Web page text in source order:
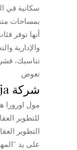
سكانية في
بمساحات
أنها توفر
والإدارية
تناسبك،
تعوض
شركة Doja للتطوير العقارى :
للتطوير
على يد